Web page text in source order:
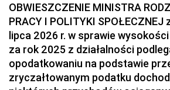
OBWIESZCZENIE MINISTRA
PRACY I POLITYKI SPOŁECZNEJ
lipca 2026 r. w sprawie
za rok 2025 z działalności
opodatkowaniu na podstawie
zryczałtowanym podatku